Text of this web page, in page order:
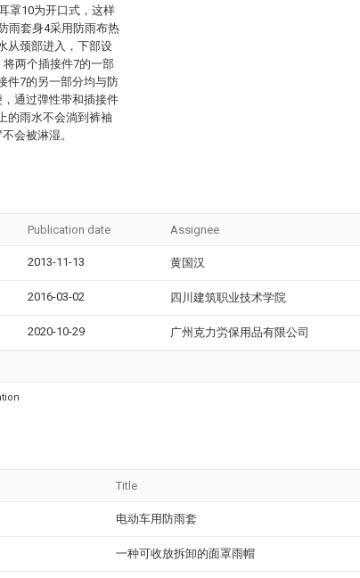
罩10为开口式，这样
雨套身4采用防雨布热
从颈部进入，下部设
两个插接件7的一部
件7的另一部分均与防
通过弹性带和插接件
的雨水不会淌到裤袖
会被淋湿。
Publication date Assignee
2013-11-13 黄国汉
2016-03-02 四川建筑职业技术学院
2020-10-29 广州克力労保用品有限公司
Title
电动车用防雨套
一种可收放拆卸的面罩雨帽